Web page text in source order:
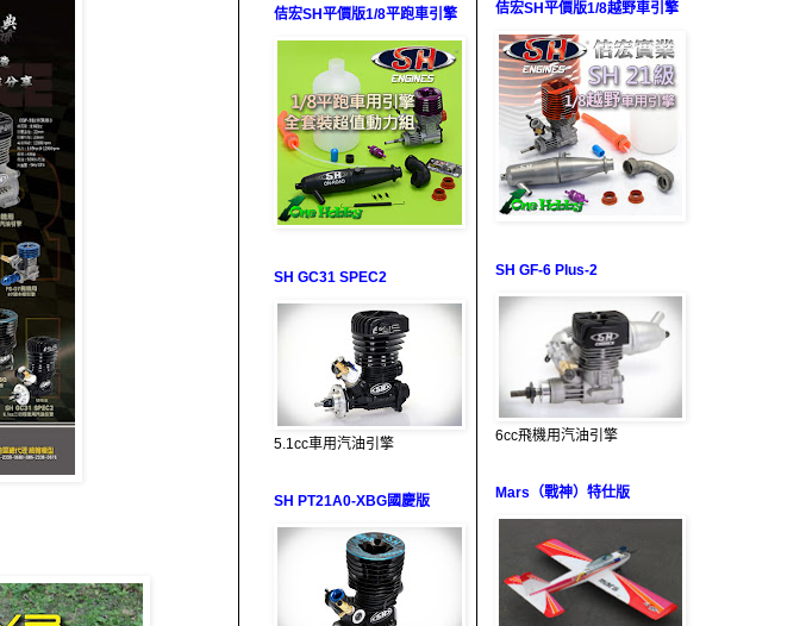
佶宏SH平價版1/8平跑車引擎
SH GC31 SPEC2
5.1cc車用汽油引擎
SH PT21A0-XBG國慶版
佶宏SH平價版1/8越野車引擎
SH GF-6 Plus-2
6cc飛機用汽油引擎
Mars（戰神）特仕版